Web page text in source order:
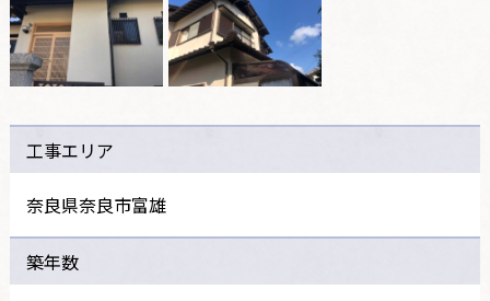
工事エリア
奈良県奈良市富雄
築年数